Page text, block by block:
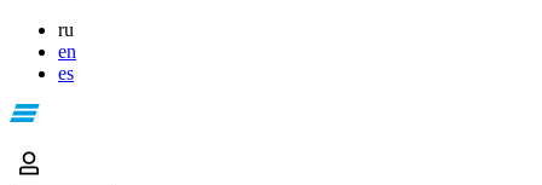
ru
en
es